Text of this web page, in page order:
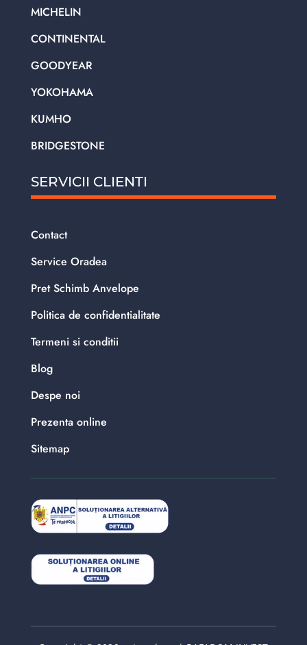
MICHELIN
CONTINENTAL
GOODYEAR
YOKOHAMA
KUMHO
BRIDGESTONE
SERVICII CLIENTI
Contact
Service Oradea
Pret Schimb Anvelope
Politica de confidentialitate
Termeni si conditii
Blog
Despe noi
Prezenta online
Sitemap